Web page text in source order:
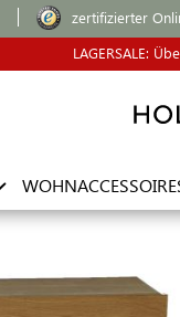
zertifizierter
LAGERSALE: